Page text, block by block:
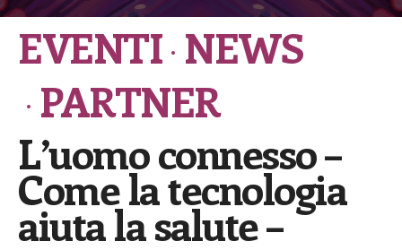
EVENTI NEWS
PARTNER
L’uomo connesso –
Come la tecnologia
aiuta la salute –